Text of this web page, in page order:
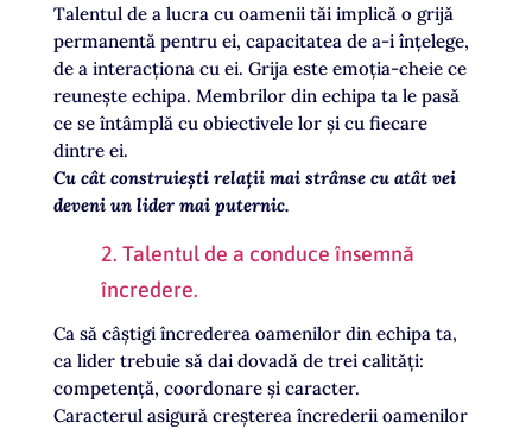
Talentul de a lucra cu oamenii tăi implică o grijă
permanentă pentru ei, capacitatea de a-i înțelege,
de a interacționa cu ei. Grija este emoția-cheie ce
reunește echipa. Membrilor din echipa ta le pasă
ce se întâmplă cu obiectivele lor și cu fiecare
dintre ei.
Cu cât construiești relații mai strânse cu atât vei
deveni un lider mai puternic.
2. Talentul de a conduce însemnă
încredere.
Ca să câștigi încrederea oamenilor din echipa ta,
ca lider trebuie să dai dovadă de trei calități:
competență, coordonare și caracter.
Caracterul asigură creșterea încrederii oamenilor